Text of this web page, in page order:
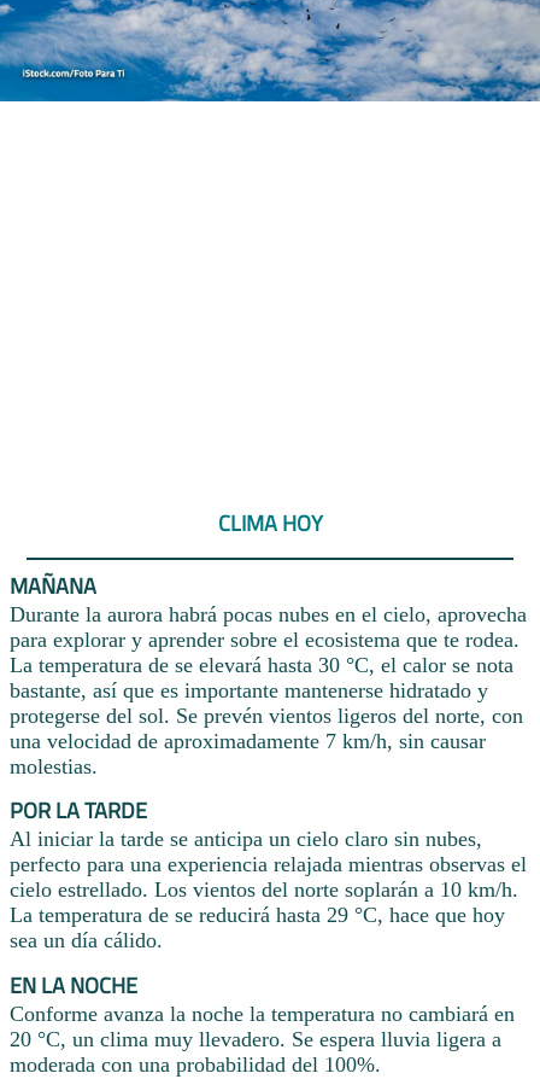
CLIMA HOY
MAÑANA
Durante la aurora habrá pocas nubes en el cielo, aprovecha
para explorar y aprender sobre el ecosistema que te rodea.
La temperatura de se elevará hasta 30 °C, el calor se nota
bastante, así que es importante mantenerse hidratado y
protegerse del sol. Se prevén vientos ligeros del norte, con
una velocidad de aproximadamente 7 km/h, sin causar
molestias.
POR LA TARDE
Al iniciar la tarde se anticipa un cielo claro sin nubes,
perfecto para una experiencia relajada mientras observas el
cielo estrellado. Los vientos del norte soplarán a 10 km/h.
La temperatura de se reducirá hasta 29 °C, hace que hoy
sea un día cálido.
EN LA NOCHE
Conforme avanza la noche la temperatura no cambiará en
20 °C, un clima muy llevadero. Se espera lluvia ligera a
moderada con una probabilidad del 100%.